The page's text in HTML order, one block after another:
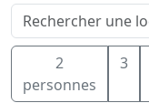
2
personnes
3